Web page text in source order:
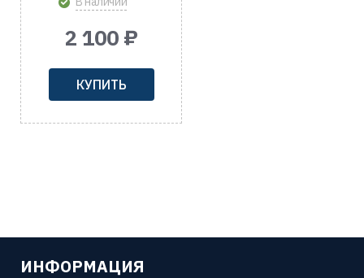
2 100 ₽
КУПИТЬ
ИНФОРМАЦИЯ